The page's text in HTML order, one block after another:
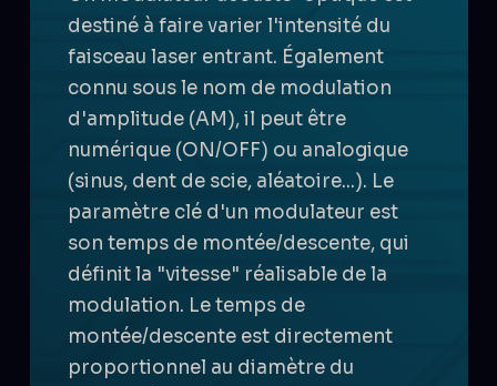
destiné à faire varier l'intensité du
faisceau laser entrant. Également
connu sous le nom de modulation
d'amplitude (AM), il peut être
numérique (ON/OFF) ou analogique
(sinus, dent de scie, aléatoire...). Le
paramètre clé d'un modulateur est
son temps de montée/descente, qui
définit la "vitesse" réalisable de la
modulation. Le temps de
montée/descente est directement
proportionnel au diamètre du